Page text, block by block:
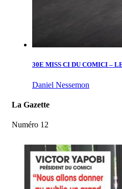
30E MISS CI DU COMICI –
Daniel Nessemon
La Gazette
Numéro 12